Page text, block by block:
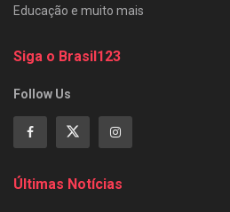
Educação e muito mais
Siga o Brasil123
Follow Us
Últimas Notícias